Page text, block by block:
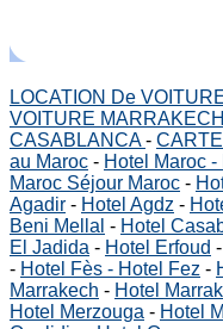
LOCATION De
VOITURE MARRAKECH
CASABLANCA-
au Maroc - Hotel Maroc
Maroc Séjour Maroc -
Agadir - Hotel Agdz -
Beni Mellal - Hotel
El Jadida - Hotel Erfoud -
- Hotel Fès - Hotel Fez -
Marrakech - Hotel
Hotel Merzouga - Hotel